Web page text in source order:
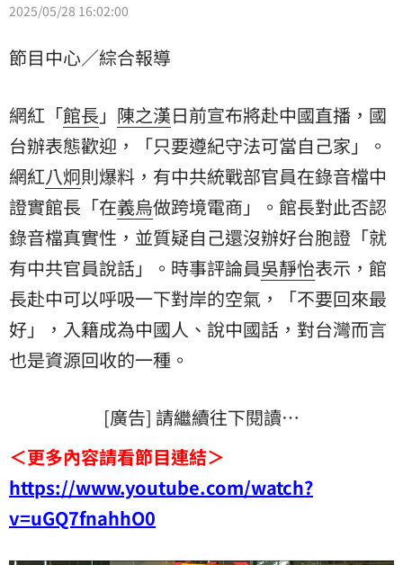
2025/05/28 16:02:00
節目中心／綜合報導
網紅「館長 」 陳之漢日前宣布將赴中國直播， 國
台辦表態歡迎，「只要遵紀守法可當自己家」。
網紅八炯則爆料，有中共統戰部官員在錄音檔中
證實館長「在義烏做跨境電商」。館長對此否認
錄音檔真實性，並質疑自己還沒辦好台胞證「就
有中共官員說話」。時事評論員吳靜怡表示，館
長赴中可以呼吸一下對岸的空氣，「不要回來最
好」，入籍成為中國人、說中國話，對台灣而言
也是資源回收的一種。
[廣告] 請繼續往下閱讀…
＜更多內容請看節目連結＞
https://www.youtube.com/watch?
v=uGQ7fnahhO0